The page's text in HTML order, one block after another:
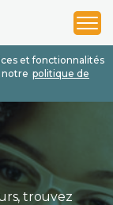
et fonctionnalités
notre politique de
1
2
3
trouvez